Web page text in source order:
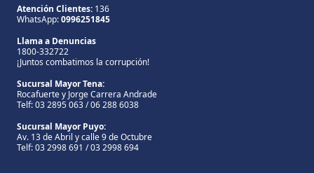
Atención Clientes: 136
WhatsApp:0996251845
Llama a Denuncias
1800-332722
¡Juntos combatimos la corrupción!
Sucursal Mayor Tena:
Rocafuerte y Jorge Carrera Andrade
Telf: 03 2895 063 / 06 288 6038
Sucursal Mayor Puyo:
Av. 13 de Abril y calle 9 de Octubre
Telf: 03 2998 691 / 03 2998 694